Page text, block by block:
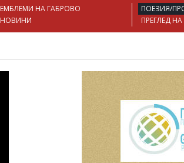
ЕМБЛЕМИ НА ГАБРОВО
ПОЕЗИЯ/
НОВИНИ ПРЕГЛЕД